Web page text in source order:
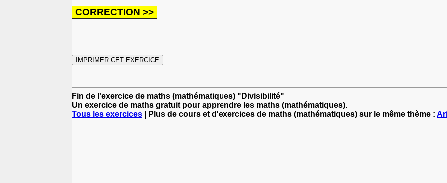
Fin de l'exercice de maths (mathématiques) "Divisibilité"
Un exercice de maths gratuit pour apprendre les maths (mathématiques).
Tous les exercices | Plus de cours et d'exercices de maths (mathématiques) sur le même thème :